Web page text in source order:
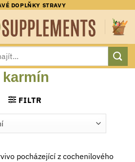
DOPLŇKY STRAVY
karmín
FILTR
pocházející z cochenilového